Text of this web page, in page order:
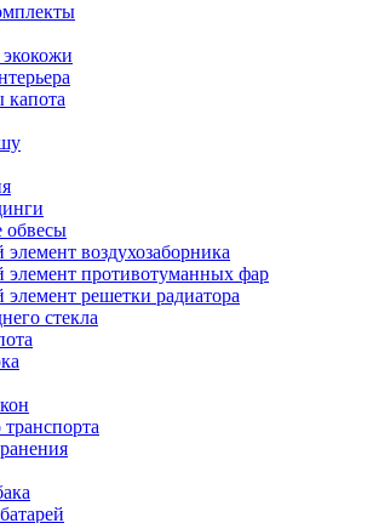
капота
обвесы
воздухозаборника
элемент противотуманных фар
решетки радиатора
стекла